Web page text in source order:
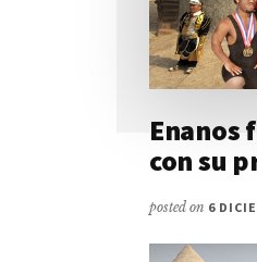
Enanos
con su
posted on 6